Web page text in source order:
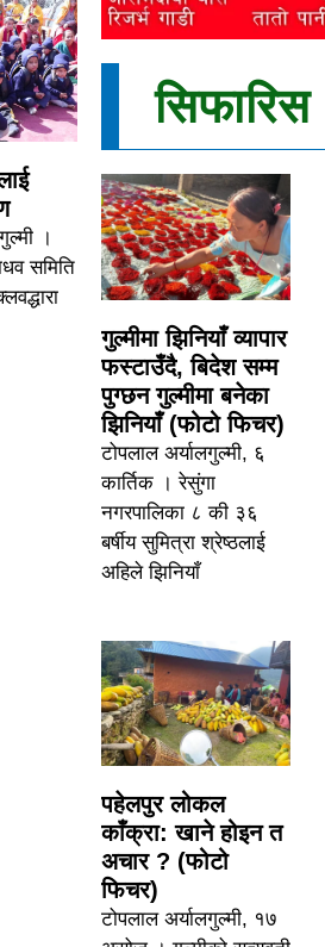
।
समिति
सिफारिस
गुल्मीमा झिनियाँ व्यापार
फस्टाउँदै, बिदेश सम्म
पुग्छन गुल्मीमा बनेका
झिनियाँ (फोटो फिचर)
टोपलाल अर्यालगुल्मी, ६
कार्तिक । रेसुंगा
नगरपालिका ८ की ३६
बर्षीय सुमित्रा श्रेष्ठलाई
अहिले झिनियाँ
पहेलपुर लोकल
काँक्रा: खाने होइन त
अचार ? (फोटो
फिचर)
टोपलाल अर्यालगुल्मी, १७